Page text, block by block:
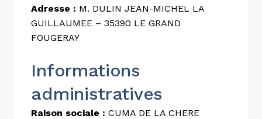
Adresse : M. DULIN JEAN-MICHEL LA
GUILLAUMEE – 35390 LE GRAND
FOUGERAY
Informations
administratives
Raison sociale : CUMA DE LA CHERE